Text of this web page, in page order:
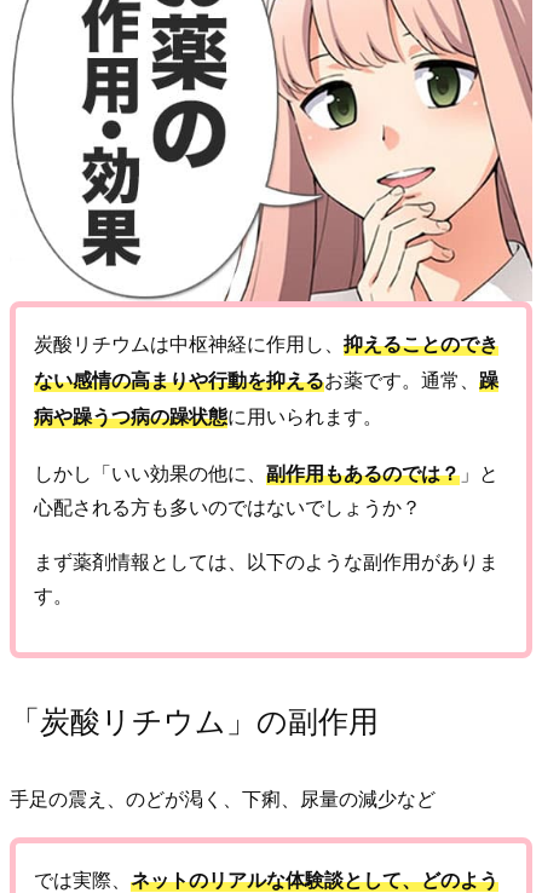
炭酸リチウムは中枢神経に作用し、 抑えることのでき
ない感情の高まりや行動を抑えるお薬です。通常、 躁
病や躁うつ病の躁状態に用いられます。
しかし「いい効果の他に、 副作用もあるのでは？ 」と
心配される方も多いのではないでしょうか？
まず薬剤情報としては、以下のような副作用がありま
す。
「炭酸リチウム」の副作用
手足の震え、のどが渇く、下痢、尿量の減少など
では実際、 ネットのリアルな体験談として、どのよう